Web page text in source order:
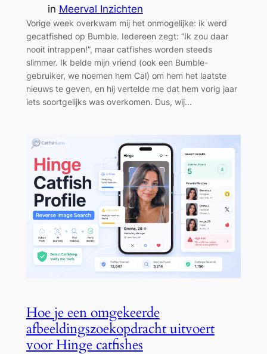
in Meerval Inzichten
Vorige week overkwam mij het onmogelijke: ik werd
gecatfished op Bumble. Iedereen zegt: “Ik zou daar
nooit intrappen!”, maar catfishes worden steeds
slimmer. Ik belde mijn vriend (ook een Bumble-
gebruiker, we noemen hem Cal) om hem het laatste
nieuws te geven, en hij vertelde me dat hem vorig jaar
iets soortgelijks was overkomen. Dus, wij...
Hoe je een omgekeerde
afbeeldingszoekopdracht uitvoert
voor Hinge catfishes